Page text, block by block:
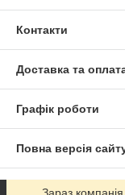
Контакти
Доставка та
Графік роботи
Повна версія
Сайт створено на